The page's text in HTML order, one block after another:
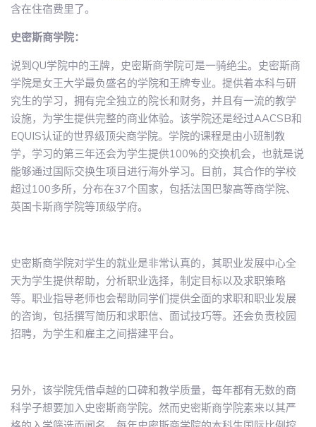
含在住宿费里了。
史密斯商学院：
说到QU学院中的王牌，史密斯商学院可是一骑绝尘。史密斯商
学院是女王大学最负盛名的学院和王牌专业。提供着本科与研
究生的学习，拥有完全独立的院长和财务，并且有一流的教学
设施，为学生提供完整的商业体验。该学院还是经过AACSB和
EQUIS认证的世界级顶尖商学院。学院的课程是由小班制教
学，学习的第三年还会为学生提供100%的交换机会，也就是说
能够通过国际交换生项目进行海外学习。目前，其合作的学校
超过100多所，分布在37个国家，包括法国巴黎高等商学院、
英国卡斯商学院等顶级学府。
史密斯商学院对学生的就业是非常认真的，其职业发展中心全
天为学生提供帮助，分析职业选择，制定目标以及求职策略
等。职业指导老师也会帮助同学们提供全面的求职和职业发展
的咨询，包括撰写简历和求职信、面试技巧等。还会负责校园
招聘，为学生和雇主之间搭建平台。
另外，该学院凭借卓越的口碑和教学质量，每年都有无数的商
科学子想要加入史密斯商学院。然而史密斯商学院素来以其严